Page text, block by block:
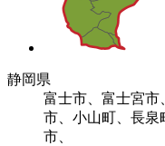
静岡県
富士市、富士宮市
市、小山町、長泉
市、